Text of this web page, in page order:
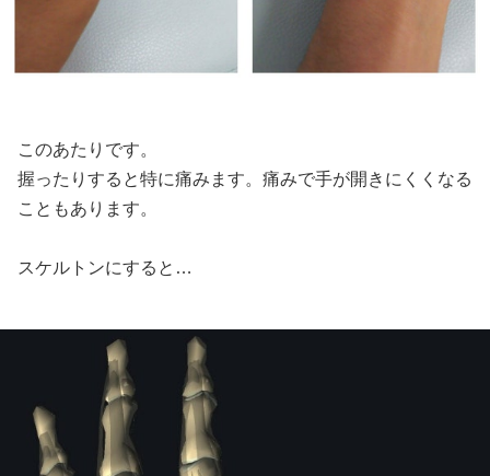
このあたりです。
握ったりすると特に痛みます。痛みで手が開きにくくなる
こともあります。
スケルトンにすると…